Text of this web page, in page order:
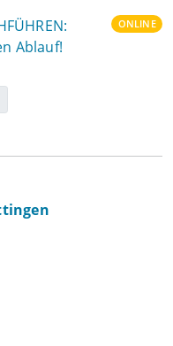
Ablauf!
ONLINE